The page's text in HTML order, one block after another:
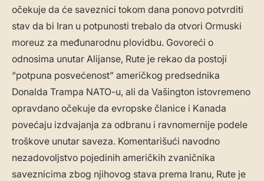
očekuje da će saveznici tokom dana ponovo potvrditi
stav da bi Iran u potpunosti trebalo da otvori Ormuski
moreuz za međunarodnu plovidbu. Govoreći o
odnosima unutar Alijanse, Rute je rekao da postoji
“potpuna posvećenost” američkog predsednika
Donalda Trampa NATO-u, ali da Vašington istovremeno
opravdano očekuje da evropske članice i Kanada
povećaju izdvajanja za odbranu i ravnomernije podele
troškove unutar saveza. Komentarišući navodno
nezadovoljstvo pojedinih američkih zvaničnika
saveznicima zbog njihovog stava prema Iranu, Rute je